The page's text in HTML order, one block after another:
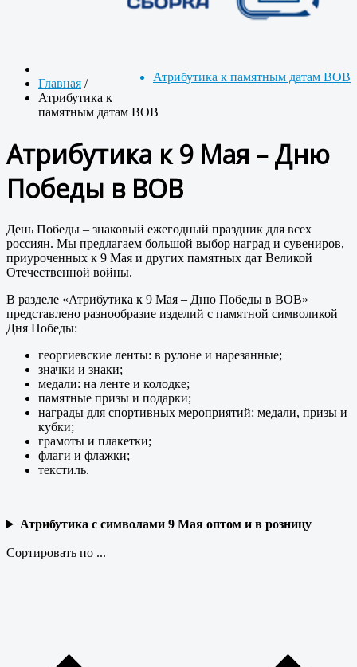
Атрибутика к памятным датам ВОВ
Главная /
Атрибутика к
памятным датам ВОВ
Атрибутика к 9 Мая – Дню
Победы в ВОВ
День Победы – знаковый ежегодный праздник для всех
россиян. Мы предлагаем большой выбор наград и сувениров,
приуроченных к 9 Мая и других памятных дат Великой
Отечественной войны.
В разделе «Атрибутика к 9 Мая – Дню Победы в ВОВ»
представлено разнообразие изделий с памятной символикой
Дня Победы:
георгиевские ленты: в рулоне и нарезанные;
значки и знаки;
медали: на ленте и колодке;
памятные призы и подарки;
награды для спортивных мероприятий: медали, призы и
кубки;
грамоты и плакетки;
флаги и флажки;
текстиль.
Атрибутика с символами 9 Мая оптом и в розницу
Сортировать по ...